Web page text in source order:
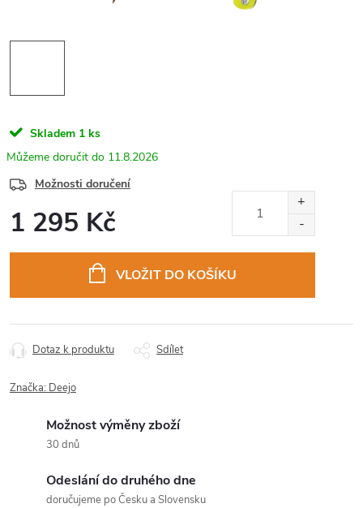
Skladem 1 ks
11.8.2026
Možnosti doručení
1 295 Kč
VLOŽIT DO KOŠÍKU
Dotaz k produktu Sdílet
Značka: Deejo
Možnost výměny zboží
30 dnů
Odeslání do druhého dne
doručujeme po Česku a Slovensku